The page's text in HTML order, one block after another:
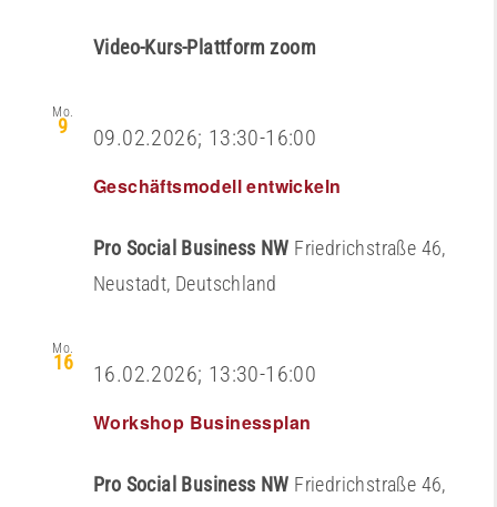
Video-Kurs-Plattform zoom
Mo.
9
Geschäftsmodell entwickeln
09.02.2026; 13:30-16:00
Pro Social Business NW Friedrichstraße 46,
Neustadt, Deutschland
Mo.
16
Workshop Businessplan
16.02.2026; 13:30-16:00
Pro Social Business NW Friedrichstraße 46,